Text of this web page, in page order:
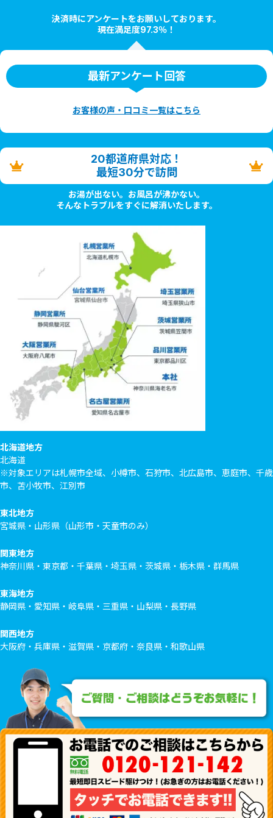
決済時にアンケートをお願いしております。
現在満足度97.3％！
最新アンケート回答
お客様の声・口コミ一覧はこちら
20都道府県対応！
最短30分で訪問
お湯が出ない。お風呂が沸かない。
そんなトラブルをすぐに解消いたします。
北海道地方
北海道
※対象エリアは札幌市全域、小樽市、石狩市、北広島市、恵庭市、千歳
市、苫小牧市、江別市
東北地方
宮城県・山形県（山形市・天童市のみ）
関東地方
神奈川県・東京都・千葉県・埼玉県・茨城県・栃木県・群馬県
東海地方
静岡県・愛知県・岐阜県・三重県・山梨県・長野県
関西地方
大阪府・兵庫県・滋賀県・京都府・奈良県・和歌山県